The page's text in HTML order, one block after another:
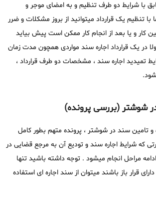
با شرایط دو طرف تنظیم و به امضای موجر و
تنظیم یک قرارداد میتوانید از بروز مشکلات و ضرر
کار و یا بعد از انجام کار ممکن است پیش بیاید
در یک قرارداد اجاره سند مواردی همچون مدت زمان
تمیدید اجاره سند ، مشخصات دو طرف قرارداد ،
و تامین سند در شوشتر ، پرونده متهم بطور کامل
که شرایط اجاره سند و تودیع آن به مرجع قضایی در
مراحل انجام میشود . توجه داشته باشید تنها
قرار باز باشند میتوان از سند اجاره ای استفاده